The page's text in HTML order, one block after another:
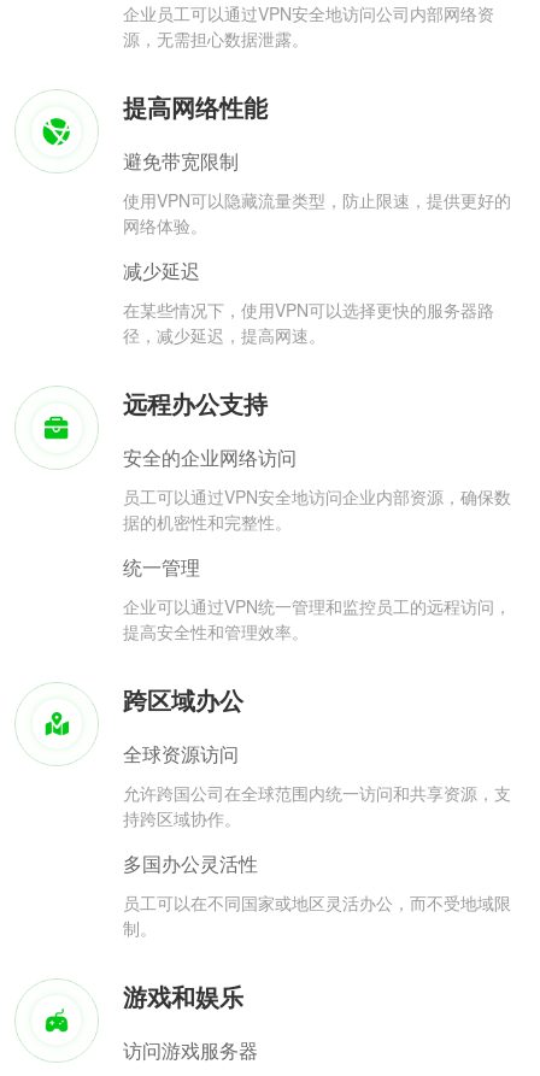
企业员工可以通过VPN安全地访问公司内部网络资
源，无需担心数据泄露。
提高网络性能
避免带宽限制
使用VPN可以隐藏流量类型，防止限速，提供更好的
网络体验。
减少延迟
在某些情况下，使用VPN可以选择更快的服务器路
径，减少延迟，提高网速。
远程办公支持
安全的企业网络访问
员工可以通过VPN安全地访问企业内部资源，确保数
据的机密性和完整性。
统一管理
企业可以通过VPN统一管理和监控员工的远程访问，
提高安全性和管理效率。
跨区域办公
全球资源访问
允许跨国公司在全球范围内统一访问和共享资源，支
持跨区域协作。
多国办公灵活性
员工可以在不同国家或地区灵活办公，而不受地域限
制。
游戏和娱乐
访问游戏服务器